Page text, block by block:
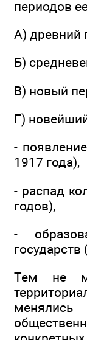
периодов
А) древний
Б)
В) новый
Г)
-
1917 года),
- распад
годов),
-
государств
Тем не